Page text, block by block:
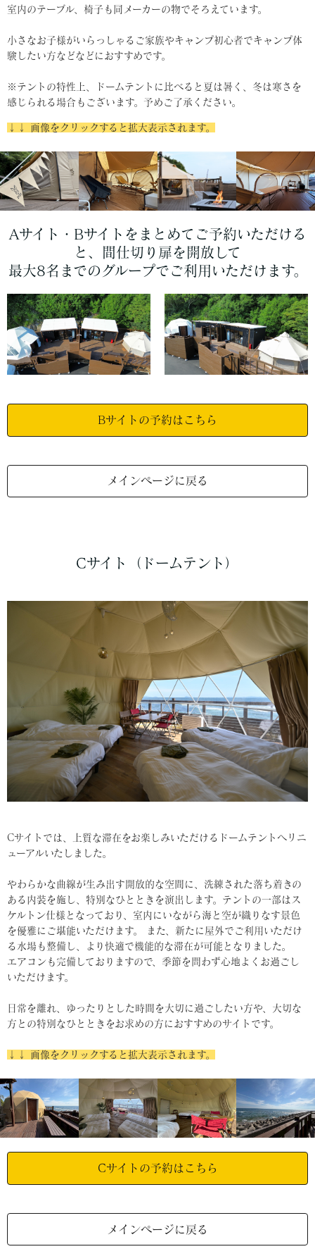
室内のテーブル、椅子も同メーカーの物でそろえています。
小さなお子様がいらっしゃるご家族やキャンプ初心者でキャンプ体
験したい方などなどにおすすめです。
※テントの特性上、ドームテントに比べると夏は暑く、冬は寒さを
感じられる場合もございます。予めご了承ください。
↓↓ 画像をクリックすると拡大表示されます。
Aサイト・Bサイトをまとめてご予約いただける
と、間仕切り扉を開放して
最大8名までのグループでご利用いただけます。
Bサイトの予約はこちら
メインページに戻る
Cサイト（ドームテント）
Cサイトでは、上質な滞在をお楽しみいただけるドームテントへリニ
ューアルいたしました。
やわらかな曲線が生み出す開放的な空間に、洗練された落ち着きの
ある内装を施し、特別なひとときを演出します。テントの一部はス
ケルトン仕様となっており、室内にいながら海と空が織りなす景色
を優雅にご堪能いただけます。 また、新たに屋外でご利用いただけ
る水場も整備し、より快適で機能的な滞在が可能となりました。
エアコンも完備しておりますので、季節を問わず心地よくお過ごし
いただけます。
日常を離れ、ゆったりとした時間を大切に過ごしたい方や、大切な
方との特別なひとときをお求めの方におすすめのサイトです。
↓↓ 画像をクリックすると拡大表示されます。
Cサイトの予約はこちら
メインページに戻る